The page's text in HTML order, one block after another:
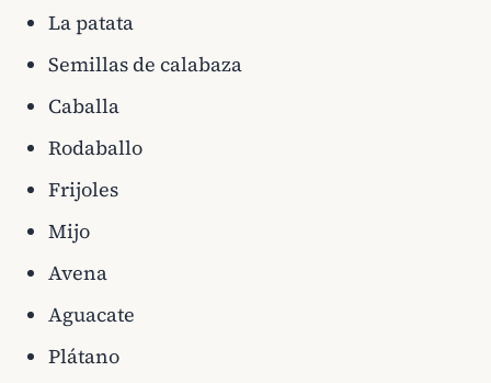
La patata
Semillas de calabaza
Caballa
Rodaballo
Frijoles
Mijo
Avena
Aguacate
Plátano